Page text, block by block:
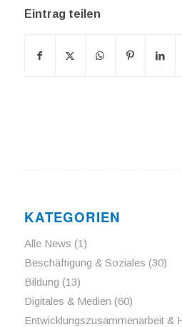
Eintrag teilen
KATEGORIEN
Alle News (1)
Beschäftigung & Soziales (30)
Bildung (13)
Digitales & Medien (60)
Entwicklungszusammenarbeit &